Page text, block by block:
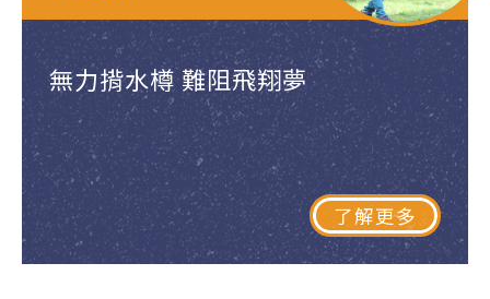
無力揹水樽 難阻飛翔夢
了解更多